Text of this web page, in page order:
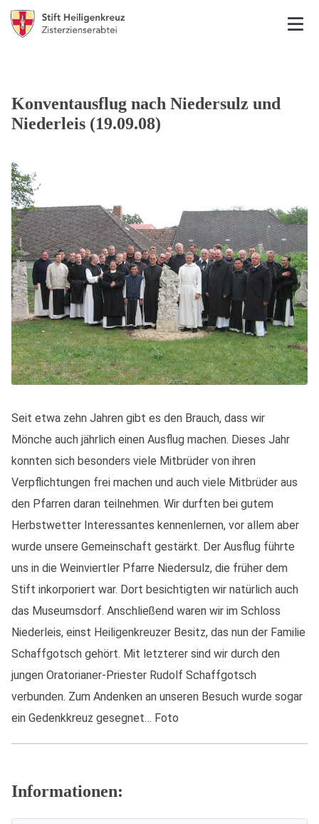
Konventausflug nach Niedersulz und
Niederleis (19.09.08)
Seit etwa zehn Jahren gibt es den Brauch, dass wir
Mönche auch jährlich einen Ausflug machen. Dieses Jahr
konnten sich besonders viele Mitbrüder von ihren
Verpflichtungen frei machen und auch viele Mitbrüder aus
den Pfarren daran teilnehmen. Wir durften bei gutem
Herbstwetter Interessantes kennenlernen, vor allem aber
wurde unsere Gemeinschaft gestärkt. Der Ausflug führte
uns in die Weinviertler Pfarre Niedersulz, die früher dem
Stift inkorporiert war. Dort besichtigten wir natürlich auch
das Museumsdorf. Anschließend waren wir im Schloss
Niederleis, einst Heiligenkreuzer Besitz, das nun der Familie
Schaffgotsch gehört. Mit letzterer sind wir durch den
jungen Oratorianer-Priester Rudolf Schaffgotsch
verbunden. Zum Andenken an unseren Besuch wurde sogar
ein Gedenkkreuz gesegnet… Foto
Informationen: